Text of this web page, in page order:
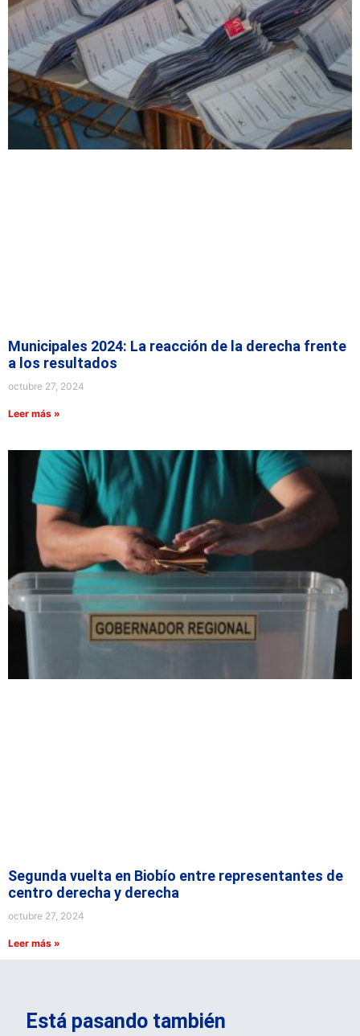
Municipales 2024: La reacción de la derecha frente
a los resultados
octubre 27, 2024
Leer más »
Segunda vuelta en Biobío entre representantes de
centro derecha y derecha
octubre 27, 2024
Leer más »
Está pasando también